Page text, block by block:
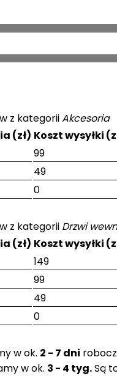
z kategoriiAkcesoria
(zł) Koszt wysyłki
99
49
0
z kategorii Drzwi
(zł) Koszt wysyłki
149
99
49
0
w ok. 2 - 7 dni
w ok. 3 - 4 tyg.Są